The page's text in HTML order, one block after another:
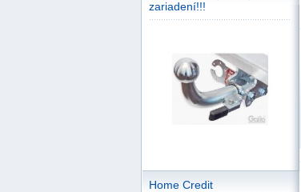
zariadení!!!
Home Credit